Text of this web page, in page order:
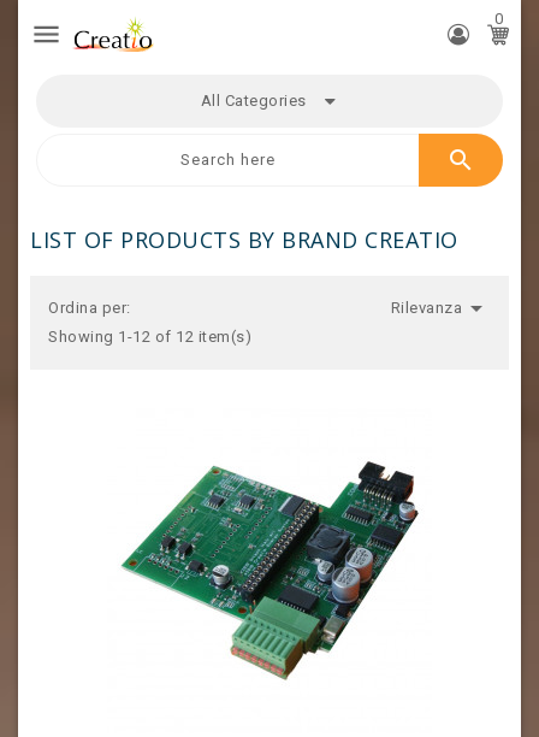
 0
All Categories
search
LIST OF PRODUCTS BY BRAND CREATIO
Ordina per: Rilevanza 
Showing 1-12 of 12 item(s)